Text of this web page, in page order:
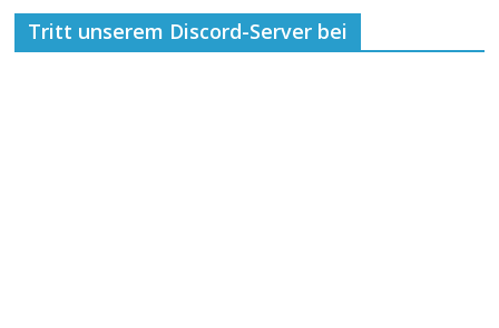
Tritt unserem Discord-Server bei